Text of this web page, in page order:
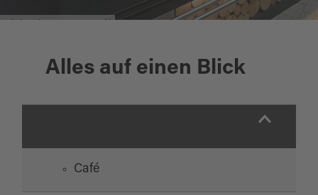
Alles auf einen Blick
Café